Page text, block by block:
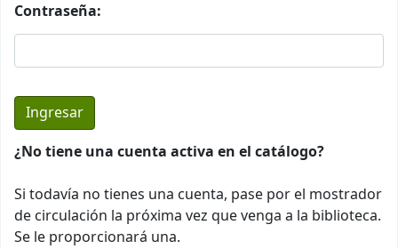
Contraseña:
¿No tiene una cuenta activa en el catálogo?
Si todavía no tienes una cuenta, pase por el mostrador
de circulación la próxima vez que venga a la biblioteca.
Se le proporcionará una.